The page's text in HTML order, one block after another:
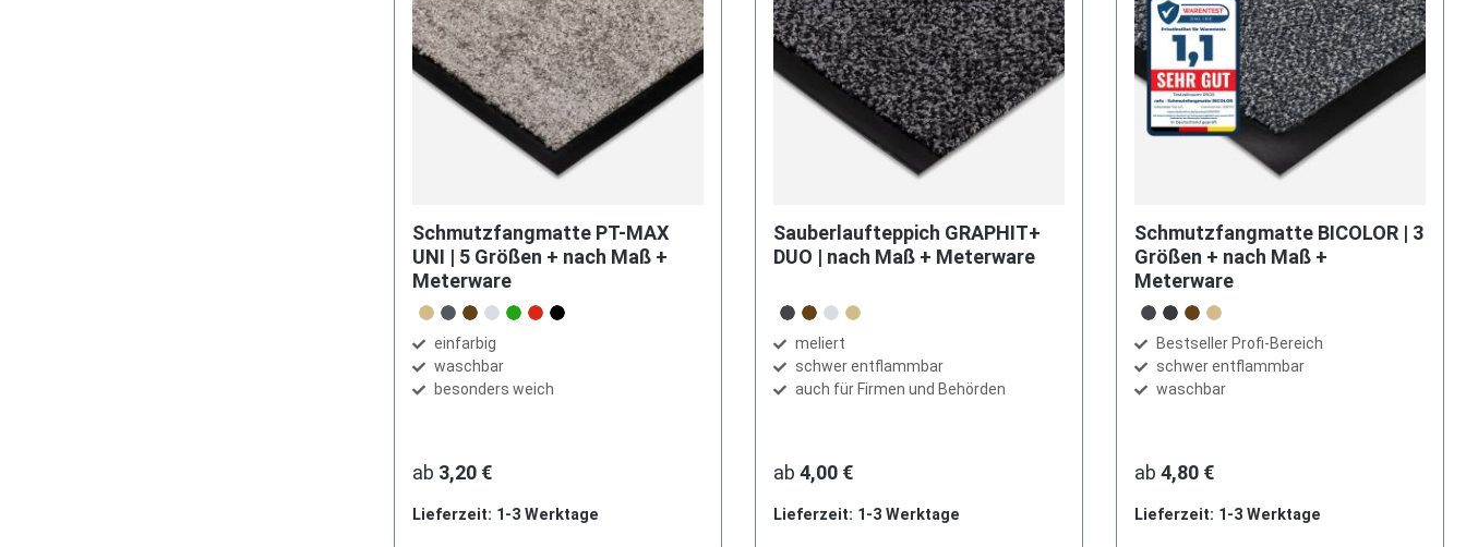
Schmutzfangmatte PT-MAX
UNI | 5 Größen + nach Maß +
Meterware
Farbe auswählen
beigeblau-grau
braun
graugrünrotschwarz
einfarbig
waschbar
besonders weich
ab 3,20 €
Lieferzeit: 1-3 Werktage
Sauberlaufteppich GRAPHIT+
DUO | nach Maß + Meterware
Farbe auswählen
anthrazit
braun
grausand
meliert
schwer entflammbar
auch für Firmen und Behörden
ab 4,00 €
Lieferzeit: 1-3 Werktage
Schmutzfangmatte BICOLOR | 3
Größen + nach Maß +
Meterware
Farbe auswählen
anthrazit
graphit
braunbeige
Bestseller Profi-Bereich
schwer entflammbar
waschbar
ab 4,80 €
Lieferzeit: 1-3 Werktage